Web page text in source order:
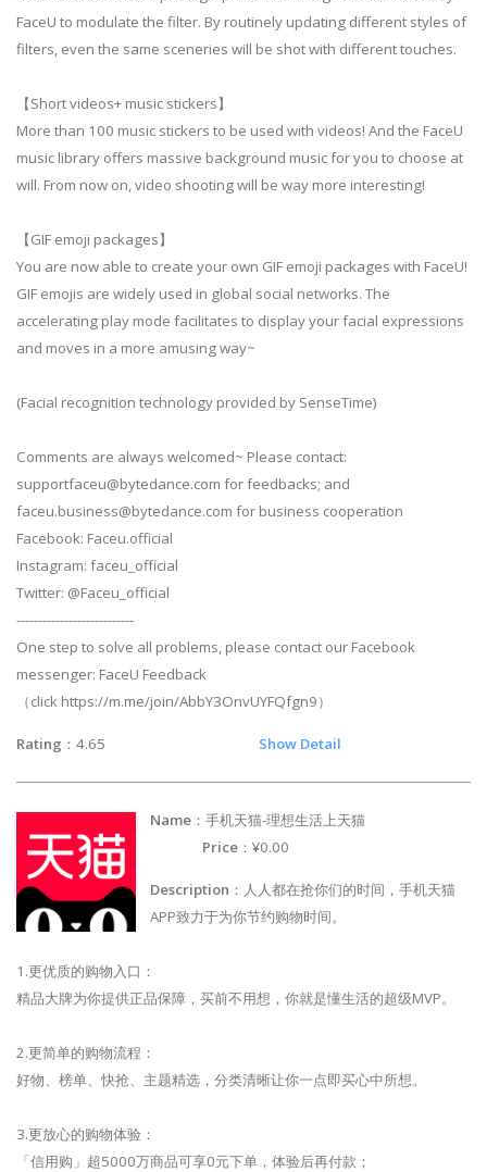
FaceU to modulate the filter. By routinely updating different styles of
filters, even the same sceneries will be shot with different touches.
【Short videos+ music stickers】
More than 100 music stickers to be used with videos! And the FaceU
music library offers massive background music for you to choose at
will. From now on, video shooting will be way more interesting!
【GIF emoji packages】
You are now able to create your own GIF emoji packages with FaceU!
GIF emojis are widely used in global social networks. The
accelerating play mode facilitates to display your facial expressions
and moves in a more amusing way~
(Facial recognition technology provided by SenseTime)
Comments are always welcomed~ Please contact:
supportfaceu@bytedance.com for feedbacks; and
faceu.business@bytedance.com for business cooperation
Facebook: Faceu.official
Instagram: faceu_official
Twitter: @Faceu_official
---------------------------
One step to solve all problems, please contact our Facebook
messenger: FaceU Feedback
（click https://m.me/join/AbbY3OnvUYFQfgn9）
Rating ：4.65 Show Detail
Name ：手机天猫-理想生活上天猫
Price ：¥0.00
Description ：人人都在抢你们的时间，手机天猫
APP致力于为你节约购物时间。
1.更优质的购物入口：
精品大牌为你提供正品保障，买前不用想，你就是懂生活的超级MVP。
2.更简单的购物流程：
好物、榜单、快抢、主题精选，分类清晰让你一点即买心中所想。
3.更放心的购物体验：
「信用购」超5000万商品可享0元下单，体验后再付款；